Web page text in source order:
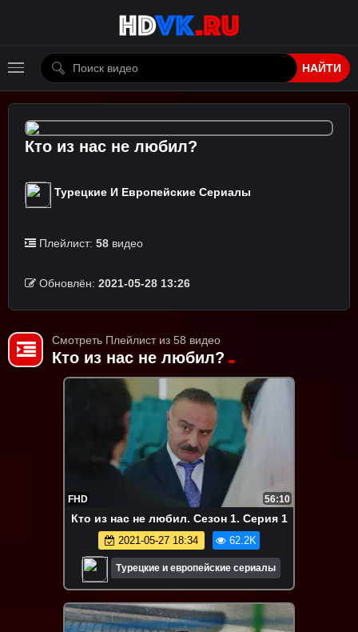
НАЙТИ
Кто из нас не любил?
Турецкие И Европейские Сериалы
Плейлист: 58 видео
Обновлён: 2021-05-28 13:26
Смотреть Плейлист из 58 видео
Кто из нас не любил?
FHD 56:10
Кто из нас не любил. Сезон 1. Серия 1
2021-05-27 18:34 62.2K
Турецкие и европейские сериалы